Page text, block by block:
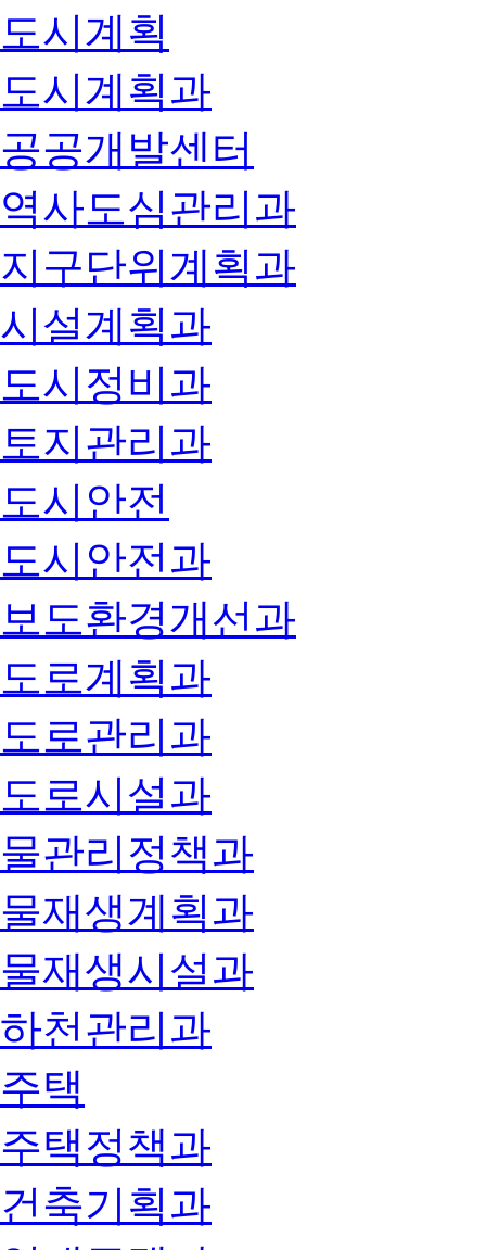
도시계획
도시계획과
공공개발센터
역사도심관리과
지구단위계획과
시설계획과
도시정비과
토지관리과
도시안전
도시안전과
보도환경개선과
도로계획과
도로관리과
도로시설과
물관리정책과
물재생계획과
물재생시설과
하천관리과
주택
주택정책과
건축기획과